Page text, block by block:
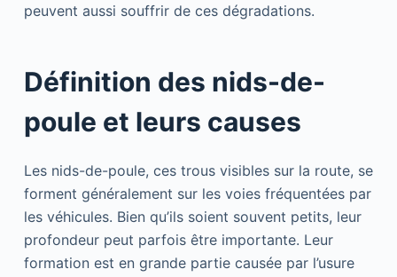
peuvent aussi souffrir de ces dégradations.
Définition des nids-de-
poule et leurs causes
Les nids-de-poule, ces trous visibles sur la route, se
forment généralement sur les voies fréquentées par
les véhicules. Bien qu’ils soient souvent petits, leur
profondeur peut parfois être importante. Leur
formation est en grande partie causée par l’usure